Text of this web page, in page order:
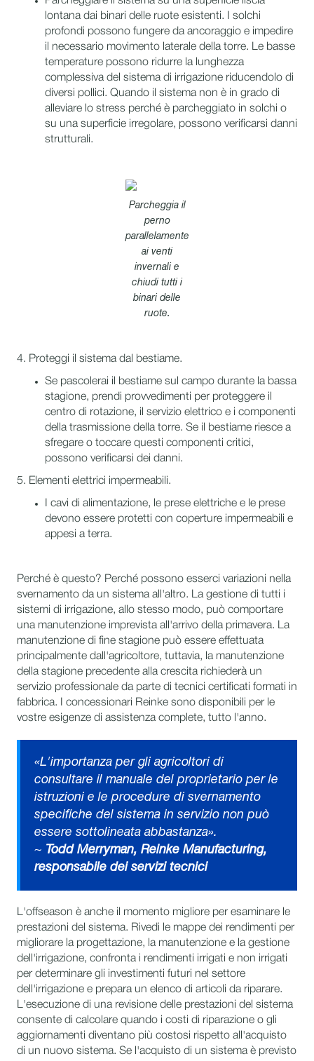
lontana dai binari delle ruote esistenti. I solchi
profondi possono fungere da ancoraggio e impedire
il necessario movimento laterale della torre. Le basse
temperature possono ridurre la lunghezza
complessiva del sistema di irrigazione riducendolo di
diversi pollici. Quando il sistema non è in grado di
alleviare lo stress perché è parcheggiato in solchi o
su una superficie irregolare, possono verificarsi danni
strutturali.
Parcheggia il
perno
parallelamente
ai venti
invernali e
chiudi tutti i
binari delle
ruote.
4. Proteggi il sistema dal bestiame.
Se pascolerai il bestiame sul campo durante la bassa
stagione, prendi provvedimenti per proteggere il
centro di rotazione, il servizio elettrico e i componenti
della trasmissione della torre. Se il bestiame riesce a
sfregare o toccare questi componenti critici,
possono verificarsi dei danni.
5. Elementi elettrici impermeabili.
I cavi di alimentazione, le prese elettriche e le prese
devono essere protetti con coperture impermeabili e
appesi a terra.
Perché è questo? Perché possono esserci variazioni nella
svernamento da un sistema all'altro. La gestione di tutti i
sistemi di irrigazione, allo stesso modo, può comportare
una manutenzione imprevista all'arrivo della primavera. La
manutenzione di fine stagione può essere effettuata
principalmente dall'agricoltore, tuttavia, la manutenzione
della stagione precedente alla crescita richiederà un
servizio professionale da parte di tecnici certificati formati in
fabbrica. I concessionari Reinke sono disponibili per le
vostre esigenze di assistenza complete, tutto l'anno.
«L'importanza per gli agricoltori di
consultare il manuale del proprietario per le
istruzioni e le procedure di svernamento
specifiche del sistema in servizio non può
essere sottolineata abbastanza».
~ Todd Merryman, Reinke Manufacturing,
responsabile dei servizi tecnici
L'offseason è anche il momento migliore per esaminare le
prestazioni del sistema. Rivedi le mappe dei rendimenti per
migliorare la progettazione, la manutenzione e la gestione
dell'irrigazione, confronta i rendimenti irrigati e non irrigati
per determinare gli investimenti futuri nel settore
dell'irrigazione e prepara un elenco di articoli da riparare.
L'esecuzione di una revisione delle prestazioni del sistema
consente di calcolare quando i costi di riparazione o gli
aggiornamenti diventano più costosi rispetto all'acquisto
di un nuovo sistema. Se l'acquisto di un sistema è previsto